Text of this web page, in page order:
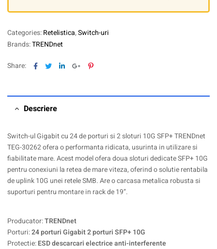
Categories:Retelistica,Switch-uri
Brands:TRENDnet
Share: Facebook
TwitterLinkedinGoogle+Pinterest
Descriere
Switch-ul Gigabit cu 24 de porturi si 2 sloturi 10G SFP+ TRENDnet
TEG-30262 ofera o performanta ridicata, usurinta in utilizare si
fiabilitate mare. Acest model ofera doua sloturi dedicate SFP+ 10G
pentru conexiuni la retea de mare viteza, oferind o solutie rentabila
de uplink 10G unei retele SMB. Are o carcasa metalica robusta si
suporturi pentru montare in rack de 19”.
Producator:TRENDnet
Porturi:24 porturi Gigabit 2 porturi SFP+ 10G
Protectie:ESD descarcari electrice anti-interferente